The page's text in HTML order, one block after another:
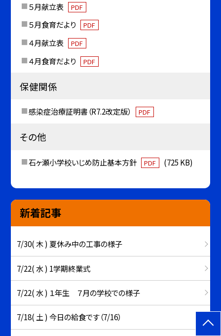
５月献立表
PDF
５月食育だより PDF
４月献立表 PDF
４月食育だより PDF
保健関係
感染症治療証明書（R7.2改定版） PDF
その他
石ヶ瀬小学校いじめ防止基本方針 PDF (725 KB)
新着記事
7/30( 木 ) 夏休み中の工事の様子
7/22( 水 ) 1学期終業式
7/22( 水 ) １年生 ７月の学校での様子
7/18( 土 ) 今日の給食です（7/16）